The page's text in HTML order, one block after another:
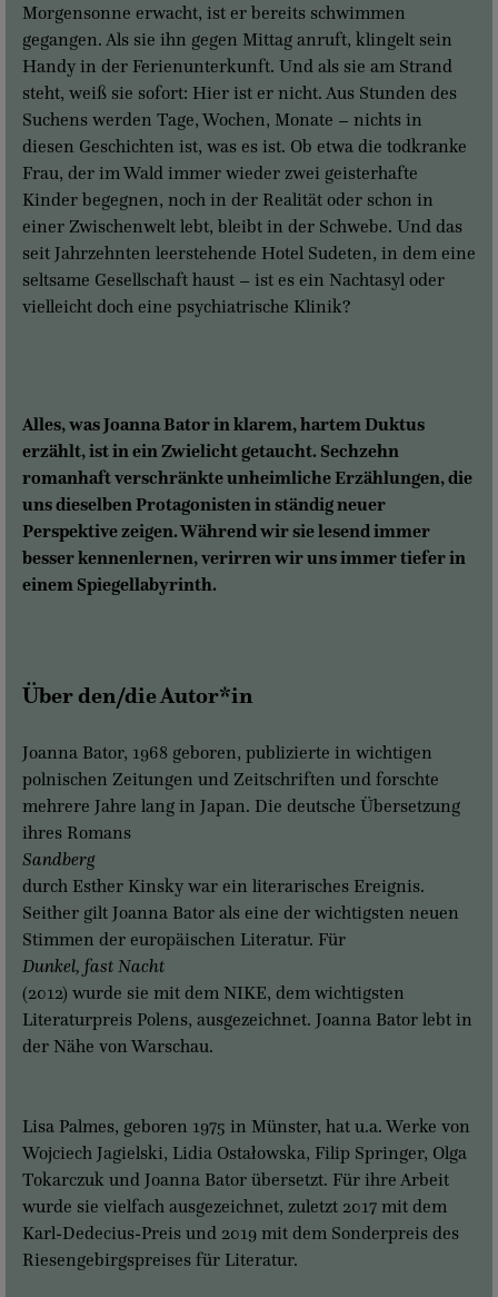
Morgensonne erwacht, ist er bereits schwimmen
gegangen. Als sie ihn gegen Mittag anruft, klingelt sein
Handy in der Ferienunterkunft. Und als sie am Strand
steht, weiß sie sofort: Hier ist er nicht. Aus Stunden des
Suchens werden Tage, Wochen, Monate – nichts in
diesen Geschichten ist, was es ist. Ob etwa die todkranke
Frau, der im Wald immer wieder zwei geisterhafte
Kinder begegnen, noch in der Realität oder schon in
einer Zwischenwelt lebt, bleibt in der Schwebe. Und das
seit Jahrzehnten leerstehende Hotel Sudeten, in dem eine
seltsame Gesellschaft haust – ist es ein Nachtasyl oder
vielleicht doch eine psychiatrische Klinik?
Alles, was Joanna Bator in klarem, hartem Duktus
erzählt, ist in ein Zwielicht getaucht. Sechzehn
romanhaft verschränkte unheimliche Erzählungen, die
uns dieselben Protagonisten in ständig neuer
Perspektive zeigen. Während wir sie lesend immer
besser kennenlernen, verirren wir uns immer tiefer in
einem Spiegellabyrinth.
Über den/die Autor*in
Joanna Bator, 1968 geboren, publizierte in wichtigen
polnischen Zeitungen und Zeitschriften und forschte
mehrere Jahre lang in Japan. Die deutsche Übersetzung
ihres Romans
Sandberg
durch Esther Kinsky war ein literarisches Ereignis.
Seither gilt Joanna Bator als eine der wichtigsten neuen
Stimmen der europäischen Literatur. Für
Dunkel, fast Nacht
(2012) wurde sie mit dem NIKE, dem wichtigsten
Literaturpreis Polens, ausgezeichnet. Joanna Bator lebt in
der Nähe von Warschau.
Lisa Palmes, geboren 1975 in Münster, hat u.a. Werke von
Wojciech Jagielski, Lidia Ostałowska, Filip Springer, Olga
Tokarczuk und Joanna Bator übersetzt. Für ihre Arbeit
wurde sie vielfach ausgezeichnet, zuletzt 2017 mit dem
Karl-Dedecius-Preis und 2019 mit dem Sonderpreis des
Riesengebirgspreises für Literatur.